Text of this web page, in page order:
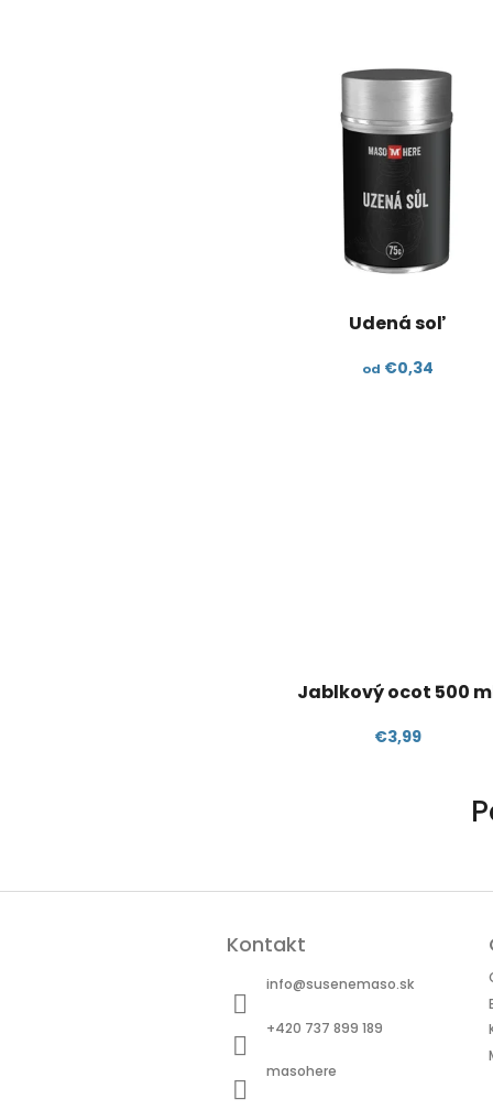
Udená soľ
od €0,34
Jablkový ocot 500
€3,99
Kontakt
info@susenemaso.sk
+420 737 899 189
masohere